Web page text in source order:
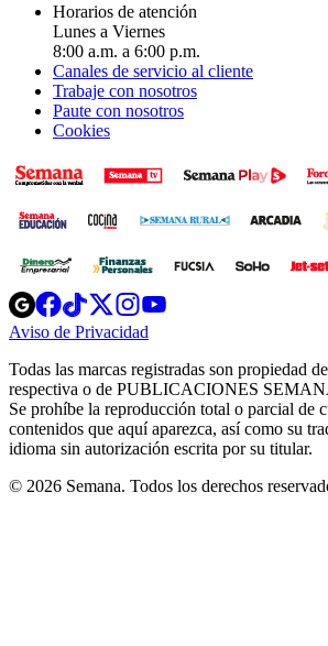
Horarios de atención
Lunes a Viernes
8:00 a.m. a 6:00 p.m.
Canales de servicio al cliente
Trabaje con nosotros
Paute con nosotros
Cookies
Opens
in
new
Opens
in
new
Opens
in
new
window
Opens
new
windowwindow
Aviso de Privacidad
new
window
Todas las marcas registradas son propiedad
respectiva o de PUBLICACIONES
Se prohíbe la reproducción total o parcial de
contenidos que aquí aparezca, así como su
idioma sin autorización escrita por su titular.
© 2026 Semana. Todos los derechos